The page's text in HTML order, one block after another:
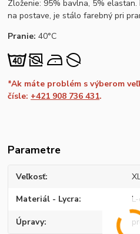
Zloženie: 95% bavlna, 5%
na postave, je stálo farebný pri
Pranie:40°C
*Ak máte problém s výberom
čísle: +421 908 736 431.
Parametre
Veľkosť
Materiál - Lycra
Úpravy